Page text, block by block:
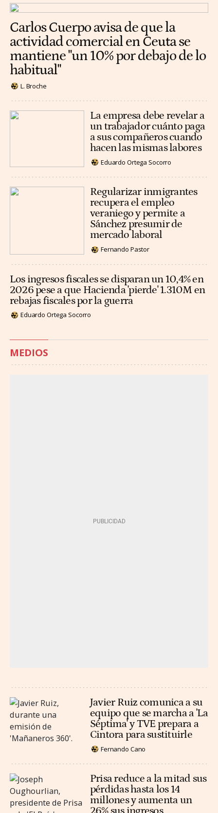
Carlos Cuerpo avisa de que la
actividad comercial en Ceuta se
mantiene "un 10% por debajo de lo
habitual"
L. Broche
La empresa debe revelar a
un trabajador cuánto paga
a sus compañeros cuando
hacen las mismas labores
Eduardo Ortega Socorro
Regularizar inmigrantes
recupera el empleo
veraniego y permite a
Sánchez presumir de
mercado laboral
Fernando Pastor
Los ingresos fiscales se disparan un 10,4% en
2026 pese a que Hacienda 'pierde' 1.310M en
rebajas fiscales por la guerra
Eduardo Ortega Socorro
MEDIOS
Javier Ruiz comunica a su
equipo que se marcha a 'La
Séptima' y TVE prepara a
Cintora para sustituirle
Fernando Cano
Prisa reduce a la mitad sus
pérdidas hasta los 14
millones y aumenta un